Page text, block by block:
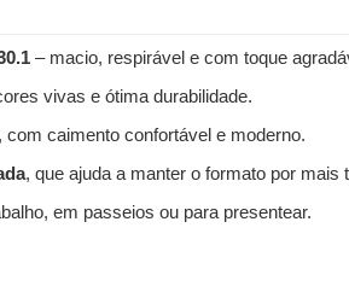
– macio, respirável e com toque
vivas e ótima durabilidade.
com caimento confortável e moderno.
, que ajuda a manter o formato por mais
em passeios ou para presentear.